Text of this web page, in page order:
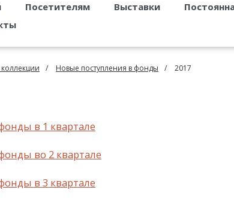
Посетителям Выставки
Новые поступления в фонды 2017
в 1 квартале
во 2 квартале
в 3 квартале